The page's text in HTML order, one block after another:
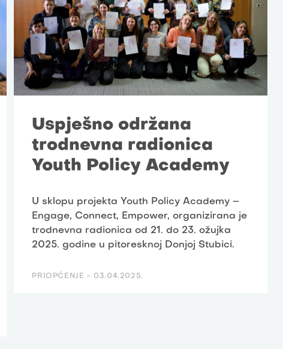
Uspješno održana
trodnevna radionica
Youth Policy Academy
U sklopu projekta Youth Policy Academy –
Engage, Connect, Empower, organizirana je
trodnevna radionica od 21. do 23. ožujka
2025. godine u pitoresknoj Donjoj Stubici.
PRIOPĆENJE - 03.04.2025.